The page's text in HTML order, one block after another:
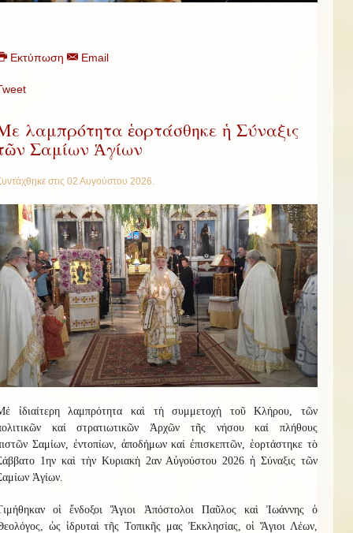
Εκτύπωση Email
λαμπρότητα ἑορτάσθηκε ἡ Σύναξις
Σαμίων Ἁγίων
στις 02 Αυγούστου 2026
έ ἰδιαίτερη λαμπρότητα καὶ τὴ συμμετοχὴ τοῦ Κλήρου , τῶν
καί στρατιωτικῶν Ἀρχῶν τῆς νήσου καί πλήθους
Σαμίων, ἐντοπίων, ἀποδήμων καί ἐπισκεπτῶν , ἑορτάστηκε τὸ
1ην καὶ τὴν Κυριακὴ 2αν Αὐγούστου 2026ἡ Σύναξις τῶν
Ἁγίων.
οἱ ἔνδοξοι Ἅγιοι Ἀπόστολοι Παῦλος καὶ Ἰωάννης ὁ
ὡς ἱδρυταὶ τῆς Τοπικῆς μας Ἐκκλησίας, οἱ Ἅγιοι Λέων,